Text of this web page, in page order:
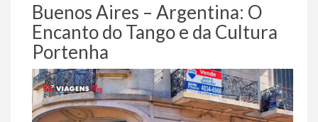
Buenos Aires – Argentina: O
Encanto do Tango e da Cultura
Portenha